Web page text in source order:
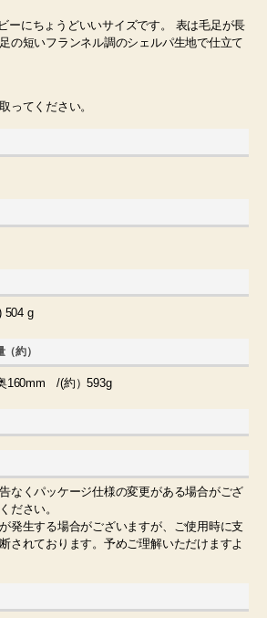
ーにちょうどいいサイズです。 表は毛足が長
の短いフランネル調のシェルパ生地で仕立て
ってください。
504 g
約）
160mm /(約）593g
なくパッケージ仕様の変更がある場合がござ
ださい。
発生する場合がございますが、ご使用時に支
されております。予めご理解いただけますよ